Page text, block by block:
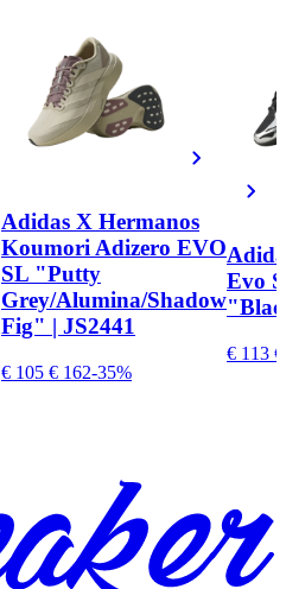
Adidas X Hermanos
Koumori Adizero EVO
SL "Putty
Grey/Alumina/Shadow
Fig" | JS2441
€ 105 € 162-35%
Evo
€ 113